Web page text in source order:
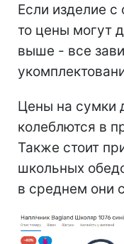
Если изделие с
то цены могут
выше - все
Цены на сумки
колеблются в
Также стоит
школьных
в среднем они